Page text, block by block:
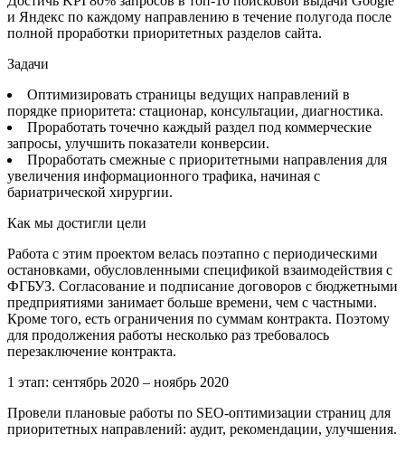
и Яндекс по каждому направлению в течение полугода после
полной проработки приоритетных разделов сайта.
Задачи
Оптимизировать страницы ведущих направлений в
порядке приоритета: стационар, консультации, диагностика.
Проработать точечно каждый раздел под коммерческие
запросы, улучшить показатели конверсии.
Проработать смежные с приоритетными направления для
увеличения информационного трафика, начиная с
бариатрической хирургии.
Как мы достигли цели
Работа с этим проектом велась поэтапно с периодическими
остановками, обусловленными спецификой взаимодействия с
ФГБУЗ. Согласование и подписание договоров с бюджетными
предприятиями занимает больше времени, чем с частными.
Кроме того, есть ограничения по суммам контракта. Поэтому
для продолжения работы несколько раз требовалось
перезаключение контракта.
1 этап: сентябрь 2020 – ноябрь 2020
Провели плановые работы по SEO-оптимизации страниц для
приоритетных направлений: аудит, рекомендации, улучшения.